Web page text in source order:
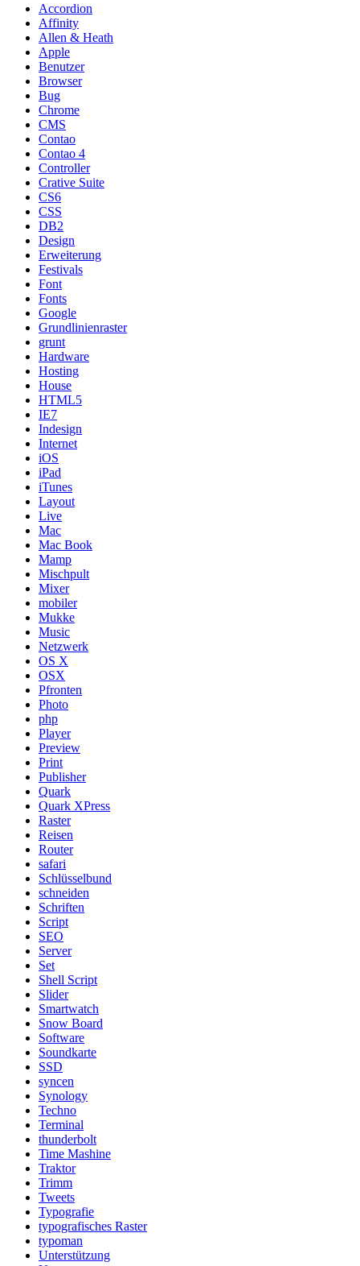
Accordion
Affinity
Allen & Heath
Apple
Benutzer
Browser
Bug
Chrome
CMS
Contao
Contao 4
Controller
Crative Suite
CS6
CSS
DB2
Design
Erweiterung
Festivals
Font
Fonts
Google
Grundlinienraster
grunt
Hardware
Hosting
House
HTML5
IE7
Indesign
Internet
iOS
iPad
iTunes
Layout
Live
Mac
Mac Book
Mamp
Mischpult
Mixer
mobiler
Mukke
Music
Netzwerk
OS X
OSX
Pfronten
Photo
php
Player
Preview
Print
Publisher
Quark
Quark XPress
Raster
Reisen
Router
safari
Schlüsselbund
schneiden
Schriften
Script
SEO
Server
Set
Shell Script
Slider
Smartwatch
Snow Board
Software
Soundkarte
SSD
syncen
Synology
Techno
Terminal
thunderbolt
Time Mashine
Traktor
Trimm
Tweets
Typografie
typografisches Raster
typoman
Unterstützung